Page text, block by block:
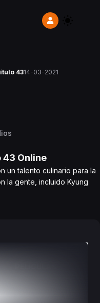
4314-03-2021
43 Online
un talento culinario para la
la gente, incluido Kyung